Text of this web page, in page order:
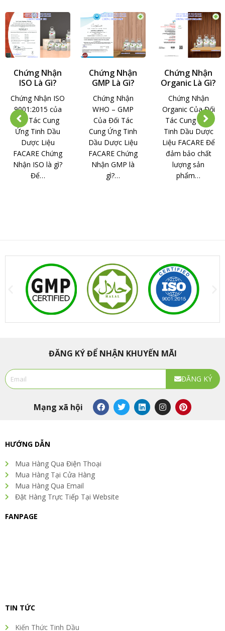
Chứng Nhận
ISO Là Gì?
Chứng Nhận ISO
9001:2015 của
Đối Tác Cung
Ứng Tinh Dầu
Dược Liệu
FACARE Chứng
Nhận ISO là gì?
Để…
Chứng Nhận
GMP Là Gì?
Chứng Nhận
WHO – GMP
Của Đối Tác
Cung Ứng Tinh
Dầu Dược Liệu
FACARE Chứng
Nhận GMP là
gì?…
Chứng Nhận
Organic Là Gì?
Chứng Nhận
Organic Của Đối
Tác Cung Ứng
Tinh Dầu Dược
Liệu FACARE Để
đảm bảo chất
lượng sản
phẩm…
ĐĂNG KÝ ĐỂ NHẬN KHUYẾN MÃI
Email
ĐĂNG KÝ
Mạng xã hội F
a
c
k
T
w
i
L
i
n
I
n
s
P
i
n
HƯỚNG DẪN
Mua Hàng Qua Điện Thoại
Mua Hàng Tại Cửa Hàng
Mua Hàng Qua Email
Đặt Hàng Trực Tiếp Tại Website
FANPAGE
TIN TỨC
Kiến Thức Tinh Dầu